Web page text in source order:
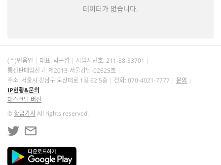
데이터가 없습니다.
(주)민음인 대표: 박근섭 사업자번호: 211-88-33701
통신판매업신고: 제2013-서울강남-02625호
주소: 서울시 강남구 도산대로 1길 62 5층
전화: 070-4021-7777
문의
IP현황&문의
데스크탑 버전
©황금가지 All rights reserved.